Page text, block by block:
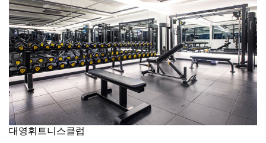
대영휘트니스클럽